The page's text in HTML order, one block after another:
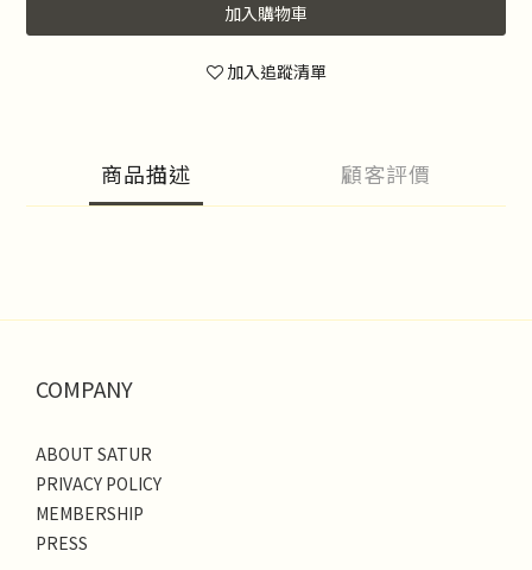
加入購物車
加入追蹤清單
商品描述 顧客評價
COMPANY
ABOUT SATUR
PRIVACY POLICY
MEMBERSHIP
PRESS